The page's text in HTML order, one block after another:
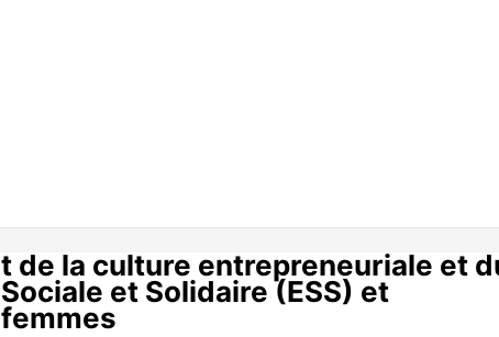
de la culture entrepreneuriale et
et Solidaire (ESS) et